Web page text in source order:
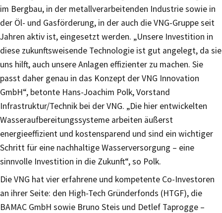
im Bergbau, in der metallverarbeitenden Industrie sowie in
der Öl- und Gasförderung, in der auch die VNG-Gruppe seit
Jahren aktiv ist, eingesetzt werden. „Unsere Investition in
diese zukunftsweisende Technologie ist gut angelegt, da sie
uns hilft, auch unsere Anlagen effizienter zu machen. Sie
passt daher genau in das Konzept der VNG Innovation
GmbH“, betonte Hans-Joachim Polk, Vorstand
Infrastruktur/Technik bei der VNG. „Die hier entwickelten
Wasseraufbereitungssysteme arbeiten äußerst
energieeffizient und kostensparend und sind ein wichtiger
Schritt für eine nachhaltige Wasserversorgung – eine
sinnvolle Investition in die Zukunft“, so Polk.
Die VNG hat vier erfahrene und kompetente Co-Investoren
an ihrer Seite: den High-Tech Gründerfonds (HTGF), die
BAMAC GmbH sowie Bruno Steis und Detlef Taprogge –